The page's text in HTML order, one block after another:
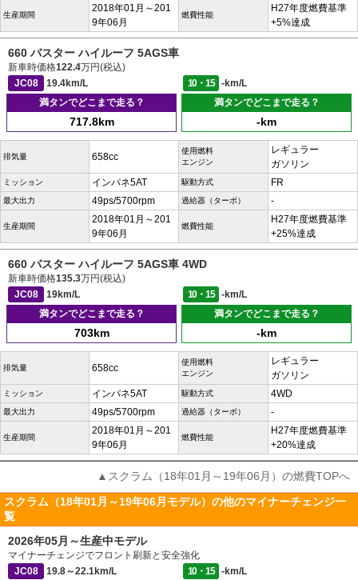
生産期間
2018年01月～201
9年06月
燃費性能
H27年度燃費基準
+5%達成
660 バスター ハイルーフ 5AGS車
新車時価格122.4万円(税込)
JC08
19.4km/L 10・15
-km/L
満タンでどこまで走る？
717.8km
満タンでどこまで走る？
-km
排気量 658cc
使用燃料
エンジン
レギュラー
ガソリン
ミッション インパネ5AT 駆動方式 FR
最大出力 49ps/5700rpm 過給器（ターボ） -
生産期間
2018年01月～201
9年06月
燃費性能
H27年度燃費基準
+25%達成
660 バスター ハイルーフ 5AGS車 4WD
新車時価格135.3万円(税込)
JC08
19km/L 10・15
-km/L
満タンでどこまで走る？
703km
満タンでどこまで走る？
-km
排気量 658cc
使用燃料
エンジン
レギュラー
ガソリン
ミッション インパネ5AT 駆動方式 4WD
最大出力 49ps/5700rpm 過給器（ターボ） -
生産期間
2018年01月～201
9年06月
燃費性能
H27年度燃費基準
+20%達成
▲スクラム（18年01月～19年06月）の燃費TOPへ
スクラム（18年01月～19年06月モデル）の他のマイナーチェンジ一
覧
2026年05月～生産中モデル
マイナーチェンジでフロント刷新と安全強化
JC08
19.8～22.1km/L 10・15 -km/L